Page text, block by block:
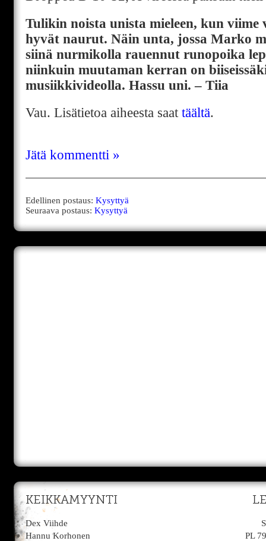
Tulikin noista unista mieleen, kun viime
hyvät naurut. Näin unta, jossa Marko
siinä nurmikolla rauennut runopoika
niinkuin muutaman kerran on
musiikkivideolla. Hassu uni. – Tiia
Vau. Lisätietoa aiheesta saat täältä.
Jätä kommentti »
Edellinen postaus: Kysyttyä
Seuraava postaus: Kysyttyä
KEIKKAMYYNTI
Dex Viihde
Hannu Korhonen
PL